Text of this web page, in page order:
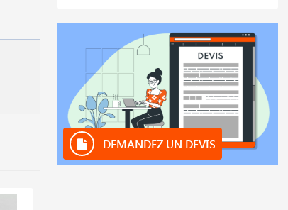
DEMANDEZ UN DEVIS